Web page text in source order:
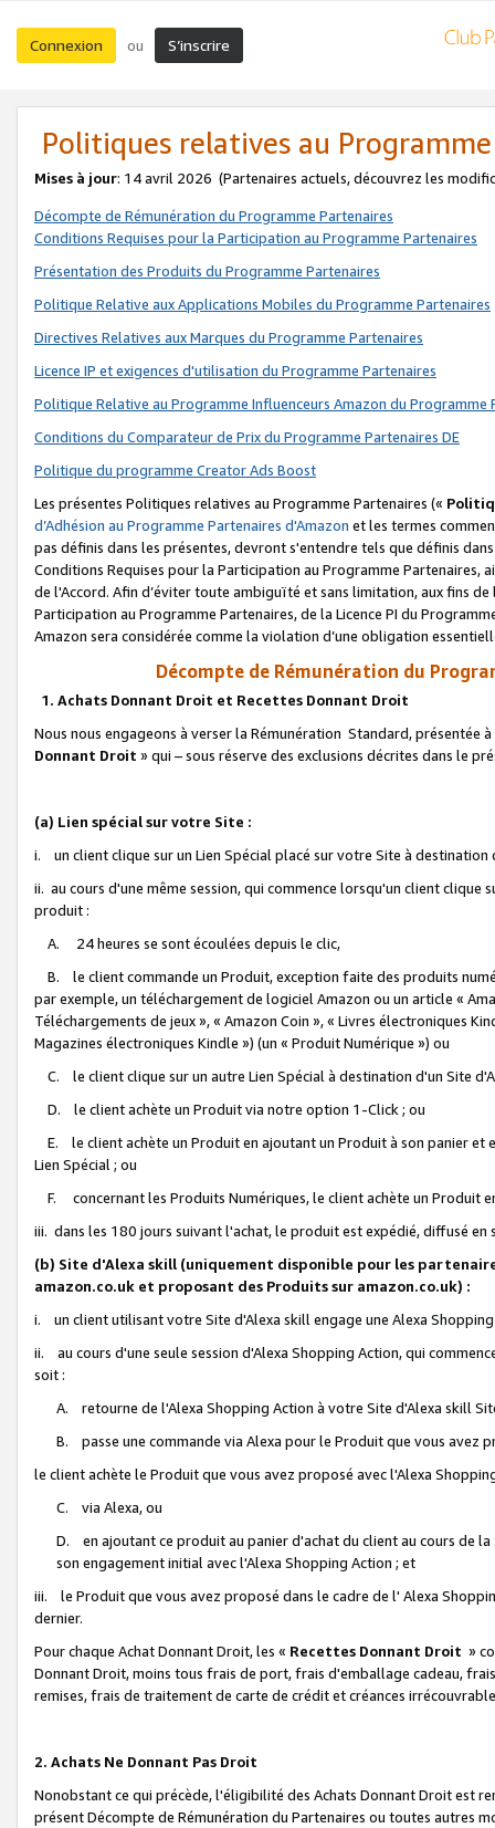
Connexion ou S’inscrire
Politiques relatives au
Mises à jour: 14 avril 2026 (Partenaires actuels, découvrez les
Décompte de Rémunération du Programme Partenaires
Conditions Requises pour la Participation au Programme Partenaires
Présentation des Produits du Programme Partenaires
Politique Relative aux Applications Mobiles du Programme Partenaires
Directives Relatives aux Marques du Programme Partenaires
Licence IP et exigences d'utilisation du Programme Partenaires
Politique Relative au Programme Influenceurs Amazon du Programme
Conditions du Comparateur de Prix du Programme Partenaires DE
Politique du programme Creator Ads Boost
Les présentes Politiques relatives au Programme Partenaires («
d’Adhésion au Programme Partenaires d'Amazon et les termes
pas définis dans les présentes, devront s'entendre tels que définis
Conditions Requises pour la Participation au Programme Partenaires,
de l'Accord. Afin d’éviter toute ambiguïté et sans limitation, aux fins
Participation au Programme Partenaires, de la Licence PI du
Amazon sera considérée comme la violation d’une obligation
Décompte de Rémunération du
1. Achats Donnant Droit et Recettes Donnant Droit
Nous nous engageons à verser la Rémunération Standard, présentée
Donnant Droit » qui – sous réserve des exclusions décrites dans le
(a) Lien spécial sur votre Site :
i. un client clique sur un Lien Spécial placé sur votre Site à destination
ii. au cours d'une même session, qui commence lorsqu'un client
produit :
A. 24 heures se sont écoulées depuis le clic,
B. le client commande un Produit, exception faite des produits
par exemple, un téléchargement de logiciel Amazon ou un article «
Téléchargements de jeux », « Amazon Coin », « Livres électroniques
Magazines électroniques Kindle ») (un « Produit Numérique ») ou
C. le client clique sur un autre Lien Spécial à destination d'un Site
D. le client achète un Produit via notre option 1-Click ; ou
E. le client achète un Produit en ajoutant un Produit à son panier et
Lien Spécial ; ou
F. concernant les Produits Numériques, le client achète un Produit
iii. dans les 180 jours suivant l'achat, le produit est expédié, diffusé
(b) Site d'Alexa skill (uniquement disponible pour les
amazon.co.uk et proposant des Produits sur amazon.co.uk) :
i. un client utilisant votre Site d'Alexa skill engage une Alexa
ii. au cours d'une seule session d'Alexa Shopping Action, qui
soit :
A. retourne de l'Alexa Shopping Action à votre Site d'Alexa skill
B. passe une commande via Alexa pour le Produit que vous avez
le client achète le Produit que vous avez proposé avec l'Alexa
C. via Alexa, ou
D. en ajoutant ce produit au panier d'achat du client au cours de
son engagement initial avec l'Alexa Shopping Action ; et
iii. le Produit que vous avez proposé dans le cadre de l' Alexa
dernier.
Pour chaque Achat Donnant Droit, les « Recettes Donnant Droit »
Donnant Droit, moins tous frais de port, frais d'emballage cadeau,
remises, frais de traitement de carte de crédit et créances
2. Achats Ne Donnant Pas Droit
Nonobstant ce qui précède, l'éligibilité des Achats Donnant Droit est
présent Décompte de Rémunération du Partenaires ou toutes autres